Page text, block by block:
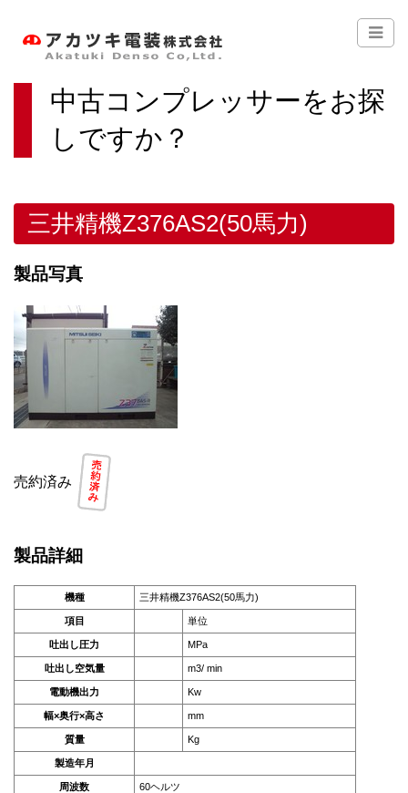
中古コンプレッサーをお探
しですか？
三井精機Z376AS2(50馬力)
製品写真
売約済み
製品詳細
機種 三井精機Z376AS2(50馬力)
項目 単位
吐出し圧力 MPa
吐出し空気量 m3/ min
電動機出力 Kw
幅×奥行×高さ mm
質量 Kg
製造年月
周波数 60ヘルツ